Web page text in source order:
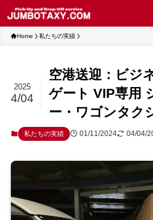
Home 私たちの実績
空港送迎：ビジ
ゲート VIP専用
ー・ワゴンタク
2025
4/04
私たちの実績 01/11/2024 04/04/